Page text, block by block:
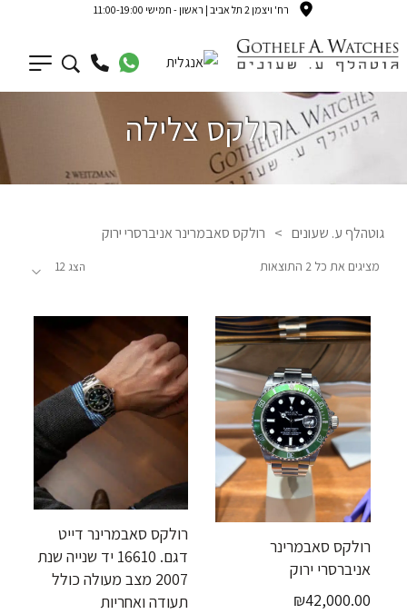
רח' ויצמן 2 תל אביב | ראשון - חמישי 11:00-19:00
רולקס צלילה
גוטהלף ע. שעונים > רולקס סאבמרינר אניברסרי ירוק
מציגים את כל ⁦2⁩ התוצאות הצג 12
רולקס סאבמרינר
אניברסרי ירוק
₪42,000.00
רולקס סאבמרינר דייט
דגם. 16610 יד שנייה שנת
2007 מצב מעולה כולל
תעודה ואחריות